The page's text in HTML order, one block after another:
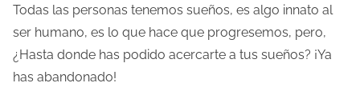
c
t
u
r
Todas las personas tenemos sueños, es algo innato al
ser humano, es lo que hace que progresemos, pero,
¿Hasta donde has podido acercarte a tus sueños? ¡Ya
has abandonado!